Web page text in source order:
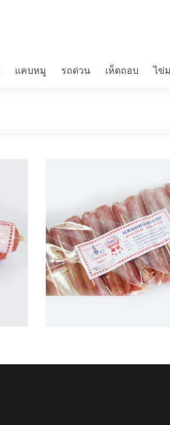
แคบหมู รถด่วน เห็ดถอบ ไข่